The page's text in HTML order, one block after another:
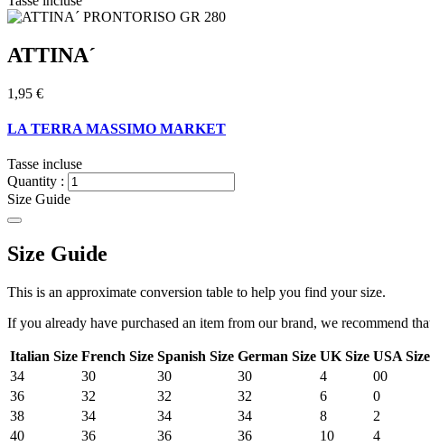
ATTINA´
1,95 €
LA TERRA MASSIMO MARKET
Tasse incluse
Quantity :
Size Guide
Size Guide
This is an approximate conversion table to help you find your size.
If you already have purchased an item from our brand, we recommend
Italian Size French Size Spanish Size German Size UK Size USA Size
34
30 30 30 4 00
36
32 32 32 6 0
38
34 34 34 8 2
40
36 36 36 10 4